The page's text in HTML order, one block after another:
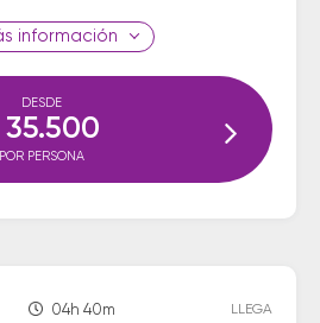
información
DESDE
35.500
POR PERSONA
04h 40m LLEGA